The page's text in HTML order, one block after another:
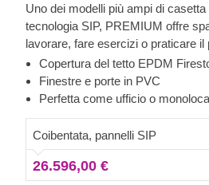
Uno dei modelli più ampi di
tecnologia SIP, PREMIUM offre
lavorare, fare esercizi o praticare il
preferito... o anche tutto ciò in un
contemporaneo con numerose
facciata dell'edificio e un ottimo
assolutamente invitante!
Copertura del tetto EPDM
Finestre e porte in PVC
Perfetta come ufficio o
Coibentata, pannelli SIP
26.596,00 €